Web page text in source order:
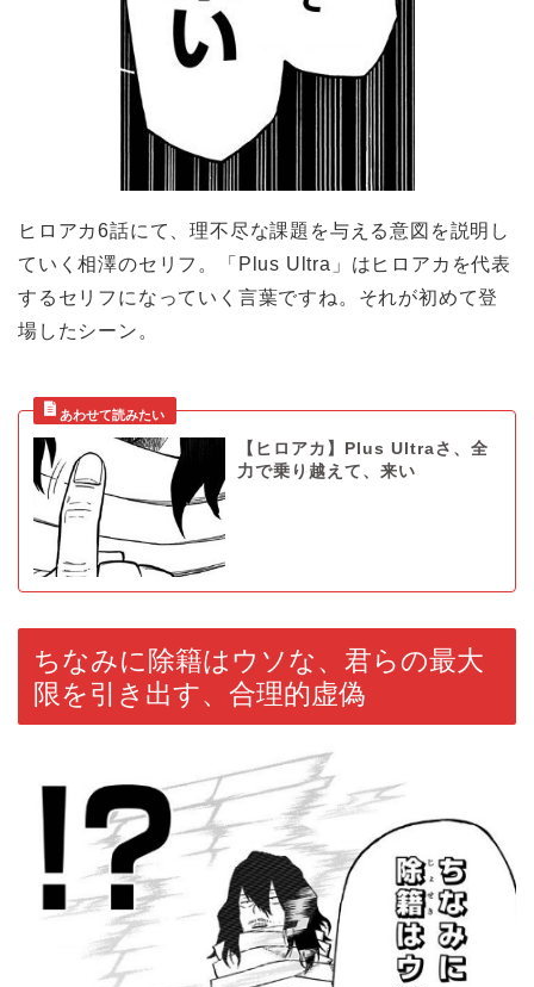
ヒロアカ6話にて、理不尽な課題を与える意図を説明し
ていく相澤のセリフ。「Plus Ultra」はヒロアカを代表
するセリフになっていく言葉ですね。それが初めて登
場したシーン。
【ヒロアカ】Plus Ultraさ、全
力で乗り越えて、来い
ちなみに除籍はウソな、君らの最大
限を引き出す、合理的虚偽